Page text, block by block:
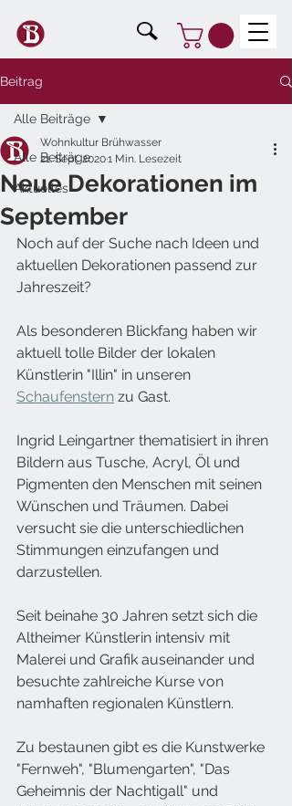
Beitrag
Alle Beiträge
Aktuelles
Alle Beiträge
Neue Dekorationen im
September
Wohnkultur Brühwasser
21. Sept. 20201 Min. Lesezeit
Noch auf der Suche nach Ideen und
aktuellen Dekorationen passend zur
Jahreszeit?
Als besonderen Blickfang haben wir
aktuell tolle Bilder der lokalen
Künstlerin "Illin" in unseren
Schaufenstern zu Gast.
Ingrid Leingartner thematisiert in ihren
Bildern aus Tusche, Acryl, Öl und
Pigmenten den Menschen mit seinen
Wünschen und Träumen. Dabei
versucht sie die unterschiedlichen
Stimmungen einzufangen und
darzustellen.
Seit beinahe 30 Jahren setzt sich die
Altheimer Künstlerin intensiv mit
Malerei und Grafik auseinander und
besuchte zahlreiche Kurse von
namhaften regionalen Künstlern.
Zu bestaunen gibt es die Kunstwerke
"Fernweh", "Blumengarten", "Das
Geheimnis der Nachtigall" und